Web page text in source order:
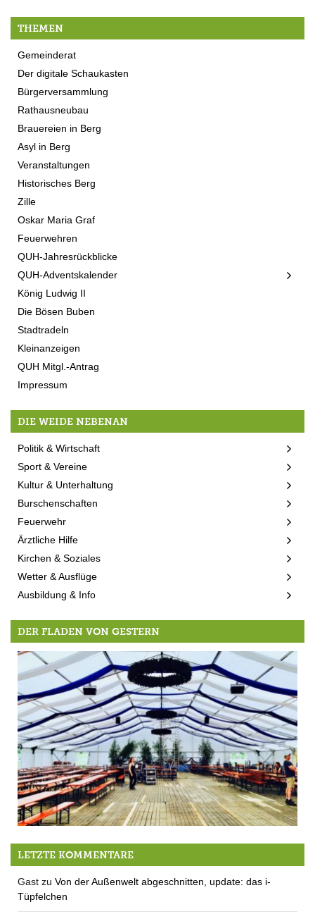
THEMEN
Gemeinderat
Der digitale Schaukasten
Bürgerversammlung
Rathausneubau
Brauereien in Berg
Asyl in Berg
Veranstaltungen
Historisches Berg
Zille
Oskar Maria Graf
Feuerwehren
QUH-Jahresrückblicke
QUH-Adventskalender
König Ludwig II
Die Bösen Buben
Stadtradeln
Kleinanzeigen
QUH Mitgl.-Antrag
Impressum
DIE WEIDE NEBENAN
Politik & Wirtschaft
Sport & Vereine
Kultur & Unterhaltung
Burschenschaften
Feuerwehr
Ärztliche Hilfe
Kirchen & Soziales
Wetter & Ausflüge
Ausbildung & Info
DER FLADEN VON GESTERN
Jetzt komme Mai!
LETZTE KOMMENTARE
Gast zu Von der Außenwelt abgeschnitten, update: das i-
Tüpfelchen